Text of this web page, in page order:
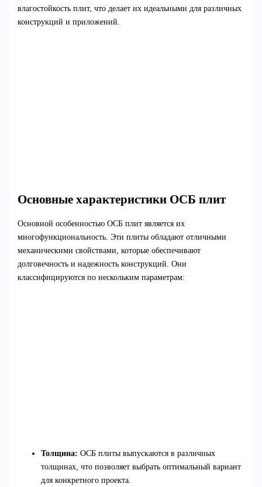
влагостойкость плит, что делает их идеальными для различных
конструкций и приложений.
Основные характеристики ОСБ плит
Основной особенностью ОСБ плит является их
многофункциональность. Эти плиты обладают отличными
механическими свойствами, которые обеспечивают
долговечность и надежность конструкций. Они
классифицируются по нескольким параметрам:
Толщина: ОСБ плиты выпускаются в различных
толщинах, что позволяет выбрать оптимальный вариант
для конкретного проекта.